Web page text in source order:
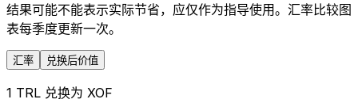
结果可能不能表示实际节省，应仅作为指导使用。汇率比较图
表每季度更新一次。
汇率 兑换后价值
1 TRL 兑换为 XOF